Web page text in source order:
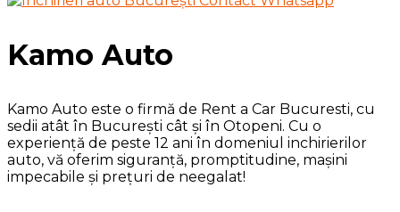
Kamo Auto
Kamo Auto este o firmă de Rent a Car Bucuresti, cu
sedii atât în București cât și în Otopeni. Cu o
experiență de peste 12 ani în domeniul inchirierilor
auto, vă oferim siguranță, promptitudine, mașini
impecabile și prețuri de neegalat!